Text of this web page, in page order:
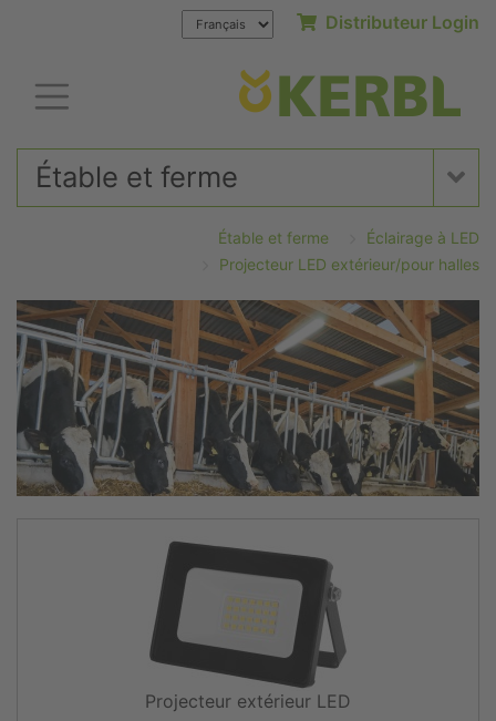
Distributeur Login
Étable et ferme
Étable et ferme
Éclairage à LED
Projecteur LED extérieur/pour halles
Projecteur extérieur LED